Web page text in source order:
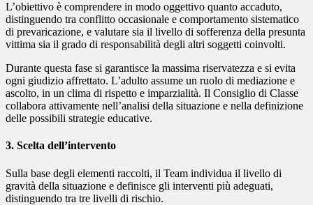
L’obiettivo è comprendere in modo oggettivo quanto accaduto,
distinguendo tra conflitto occasionale e comportamento sistematico
di prevaricazione, e valutare sia il livello di sofferenza della presunta
vittima sia il grado di responsabilità degli altri soggetti coinvolti.
Durante questa fase si garantisce la massima riservatezza e si evita
ogni giudizio affrettato. L’adulto assume un ruolo di mediazione e
ascolto, in un clima di rispetto e imparzialità. Il Consiglio di Classe
collabora attivamente nell’analisi della situazione e nella definizione
delle possibili strategie educative.
3. Scelta dell’intervento
Sulla base degli elementi raccolti, il Team individua il livello di
gravità della situazione e definisce gli interventi più adeguati,
distinguendo tra tre livelli di rischio.